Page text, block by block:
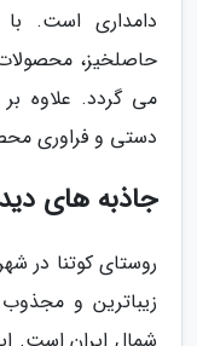
دامداری است.
حاصلخیز،
می گردد. علاوه
دستی و فراوری
جاذبه های
روستای کوتنا در
زیباترین و